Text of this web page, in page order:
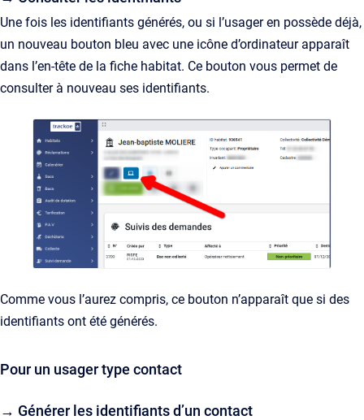
Une fois les identifiants générés, ou si l’usager en possède déjà,
un nouveau bouton bleu avec une icône d’ordinateur apparaît
dans l’en-tête de la fiche habitat. Ce bouton vous permet de
consulter à nouveau ses identifiants.
Comme vous l’aurez compris, ce bouton n’apparaît que si des
identifiants ont été générés.
Pour un usager type contact
→ Générer les identifiants d’un contact